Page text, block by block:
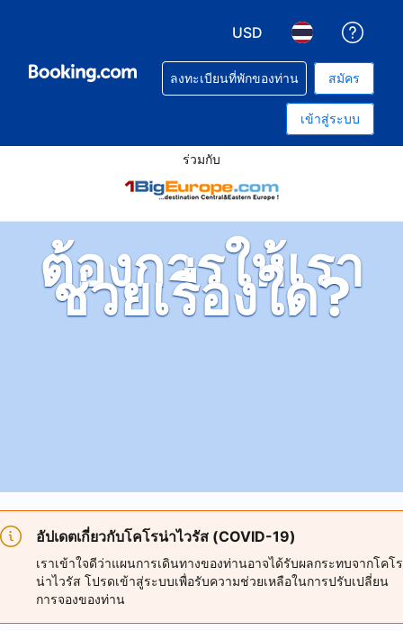
USD
ลงทะเบียนที่พักของท่าน สมัคร
เข้าสู่ระบบ
ร่วมกับ
ต้องการให้เรา
ช่วยเรื่องใด?
อัปเดตเกี่ยวกับโคโรน่าไวรัส (COVID-19)
เราเข้าใจดีว่าแผนการเดินทางของท่านอาจได้รับผลกระทบจากโคโร
น่าไวรัส โปรดเข้าสู่ระบบเพื่อรับความช่วยเหลือในการปรับเปลี่ยน
การจองของท่าน